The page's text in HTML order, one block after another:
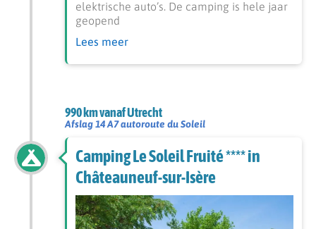
elektrische auto’s. De camping is hele jaar
geopend
Lees meer
990 km vanaf Utrecht
Afslag 14 A7 autoroute du Soleil
Camping Le Soleil Fruité **** in
Châteauneuf-sur-Isère